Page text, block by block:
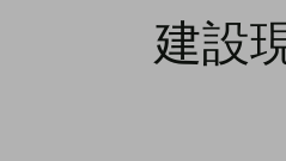
建設